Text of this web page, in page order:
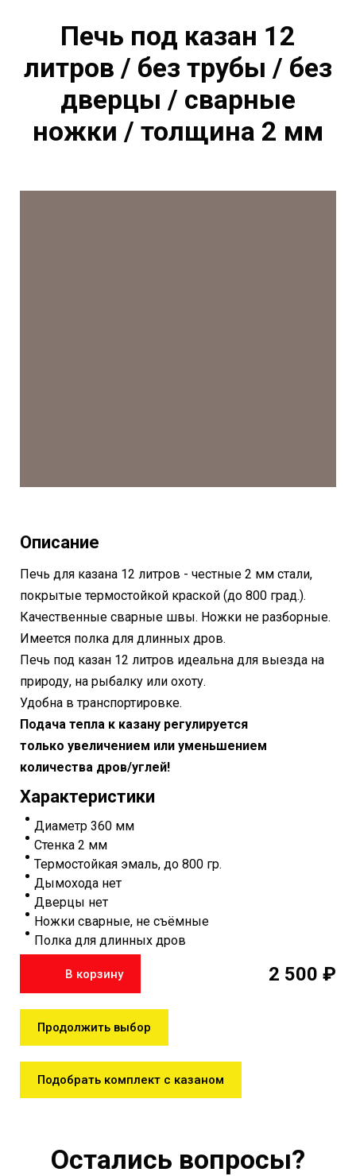
Печь под казан 12
литров / без трубы / без
дверцы / сварные
ножки / толщина 2 мм
Описание
Печь для казана 12 литров - честные 2 мм стали,
покрытые термостойкой краской (до 800 град.).
Качественные сварные швы. Ножки не разборные.
Имеется полка для длинных дров.
Печь под казан 12 литров идеальна для выезда на
природу, на рыбалку или охоту.
Удобна в транспортировке.
Подача тепла к казану регулируется
только увеличением или уменьшением
количества дров/углей!
Характеристики
Диаметр 360 мм
Стенка 2 мм
Термостойкая эмаль, до 800 гр.
Дымохода нет
Дверцы нет
Ножки сварные, не съёмные
Полка для длинных дров
В корзину 2 500 ₽
Продолжить выбор
Подобрать комплект с казаном
Остались вопросы?